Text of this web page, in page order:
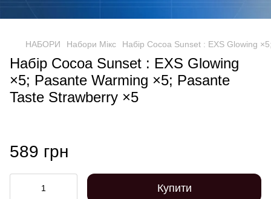
НАБОРИ Набори Мікс Набір Cocoa Sunset : EXS Glowing
Набір Cocoa Sunset : EXS Glowing
×5; Pasante Warming ×5; Pasante
Taste Strawberry ×5
589 грн
Купити